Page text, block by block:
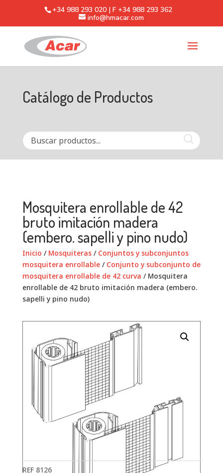
+34 988 293 020 | F +34 988 293 362
info@hmacar.com
Catálogo de Productos
Mosquitera enrollable de 42
bruto imitación madera
(embero. sapelli y pino nudo)
Inicio / Mosquiteras/ Conjuntos y subconjuntos
mosquitera enrollable/ Conjunto y subconjunto de
mosquitera enrollable de 42 curva / Mosquitera
enrollable de 42 bruto imitación madera (embero.
sapelli y pino nudo)
REF 8126